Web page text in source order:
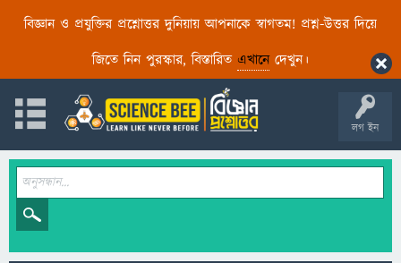
বিজ্ঞান ও প্রযুক্তির প্রশ্নোত্তর দুনিয়ায় আপনাকে স্বাগতম! প্রশ্ন-উত্তর দিয়ে
জিতে নিন পুরস্কার, বিস্তারিত এখানেদেখুন।
লগ ইন